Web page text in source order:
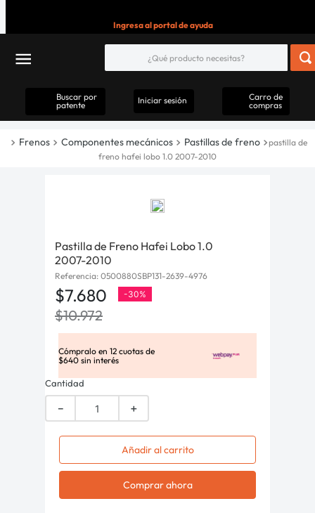
Ingresa al portal de ayuda
Buscar por
patente
Iniciar sesión
Carro de
compras
Frenos Componentes mecánicos Pastillas de freno
pastilla de
freno hafei lobo 1.0 2007-2010
Pastilla de Freno Hafei Lobo 1.0
2007-2010
Referencia: 0500880SBP131-2639-4976
$7.680 -30%
$10.972
Cómpralo en 12 cuotas de
$640 sin interés
Cantidad
＋
－
Añadir al carrito
Comprar ahora